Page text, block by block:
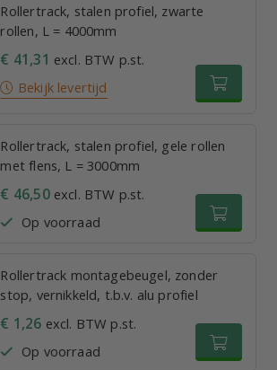
Rollertrack, stalen profiel, zwarte
rollen, L = 4000mm
€ 41,31 excl. BTW p.st.
Bekijk levertijd
Rollertrack, stalen profiel, gele rollen
met flens, L = 3000mm
€ 46,50excl. BTW p.st.
Op voorraad
Rollertrack montagebeugel, zonder
stop, vernikkeld, t.b.v. alu profiel
€ 1,26 excl. BTW p.st.
Op voorraad